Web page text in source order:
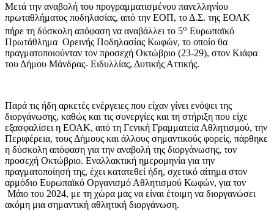
Μετά την αναβολή του προγραμματισμένου πανελληνίου
πρωταθλήματος ποδηλασίας, από την ΕΟΠ, το Δ.Σ. της ΕΟΑΚ
πήρε τη δύσκολη απόφαση να αναβάλλει το 5ο Ευρωπαϊκό
Πρωτάθλημα Ορεινής Ποδηλασίας Κωφών, το οποίο θα
πραγματοποιούνταν τον προσεχή Οκτώβριο (23-29), στον Κιάφα
του Δήμου Μάνδρας- Ειδυλλίας, Δυτικής Αττικής.
Παρά τις ήδη αρκετές ενέργειες που είχαν γίνει ενόψει της
διοργάνωσης, καθώς και τις συνεργίες και τη στήριξη που είχε
εξασφαλίσει η ΕΟΑΚ, από τη Γενική Γραμματεία Αθλητισμού, την
Περιφέρεια, τους Δήμους και άλλους σημαντικούς φορείς, πάρθηκε
η δύσκολη απόφαση για την αναβολή της διοργάνωσης, τον
προσεχή Οκτώβριο. Εναλλακτική ημερομηνία για την
πραγματοποίησή της, έχει κατατεθεί ήδη, σχετικό αίτημα στον
αρμόδιο Ευρωπαϊκό Οργανισμό Αθλητισμού Κωφών, για τον
Μάιο του 2024, με τη χώρα μας να είναι έτοιμη να διοργανώσει
ακόμη μια σημαντική αθλητική διοργάνωση.